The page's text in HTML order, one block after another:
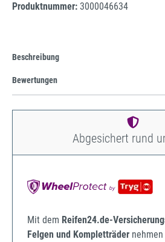
Produktnummer: 3000046634
Beschreibung
Bewertungen
Abgesichert rund
Mit dem Reifen24.de-
Felgen und Kompletträder